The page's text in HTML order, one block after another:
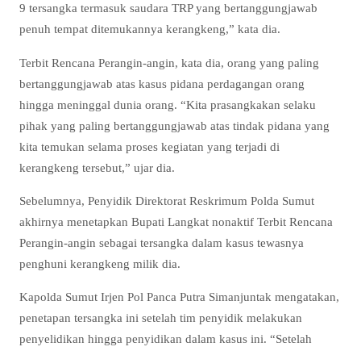
9 tersangka termasuk saudara TRP yang bertanggungjawab
penuh tempat ditemukannya kerangkeng,” kata dia.
Terbit Rencana Perangin-angin, kata dia, orang yang paling
bertanggungjawab atas kasus pidana perdagangan orang
hingga meninggal dunia orang. “Kita prasangkakan selaku
pihak yang paling bertanggungjawab atas tindak pidana yang
kita temukan selama proses kegiatan yang terjadi di
kerangkeng tersebut,” ujar dia.
Sebelumnya, Penyidik Direktorat Reskrimum Polda Sumut
akhirnya menetapkan Bupati Langkat nonaktif Terbit Rencana
Perangin-angin sebagai tersangka dalam kasus tewasnya
penghuni kerangkeng milik dia.
Kapolda Sumut Irjen Pol Panca Putra Simanjuntak mengatakan,
penetapan tersangka ini setelah tim penyidik melakukan
penyelidikan hingga penyidikan dalam kasus ini. “Setelah